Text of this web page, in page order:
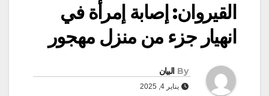
القيروان: إصابة إمرأة في
انهيار جزء من منزل مهجور
By البيان
يناير 4, 2025